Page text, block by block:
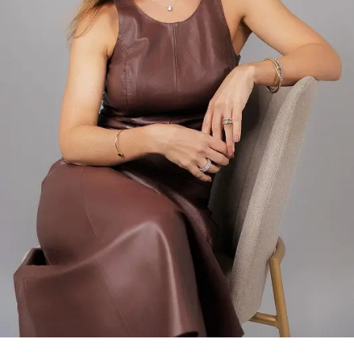
concentra atualmente 6.683 assessores de investimento
certificados pela ANCORD. É o segundo maior mercado
do país, representando 24,6% do total de profissionais.
Desde 2020, a região experimentou um crescimento de
145% na quantidade de assessores.
Pensando nesse mercado, foi lançada em julho de 2024
pela ANCORD, em parceria com a Agrinvest, a
certificação Agro 100. Trata-se de um selo de excelência
que conecta o mercado financeiro à realidade do campo.
Programação
A participação da ANCORD reforça a importância da
capacitação contínua em um mercado em constante
transformação. Representando a entidade, Orlando
Junior, Diretor de Certificação e Educação Continuada,
abordará como o desenvolvimento de novas
competências pode preparar os profissionais para atuar